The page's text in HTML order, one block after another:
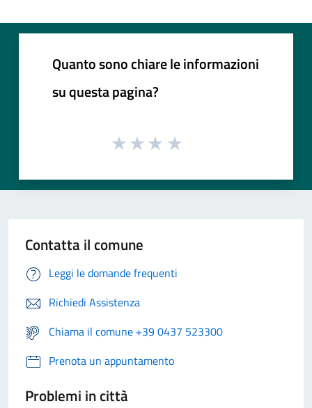
Quanto sono chiare le informazioni
su questa pagina?
Contatta il comune
Leggi le domande frequenti
Richiedi Assistenza
Chiama il comune +39 0437 523300
Prenota un appuntamento
Problemi in città